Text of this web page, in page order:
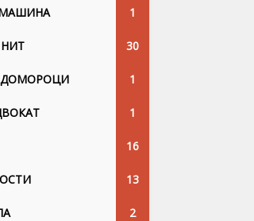
1
30
ДОМОРОЦИ 1
1
16
13
2